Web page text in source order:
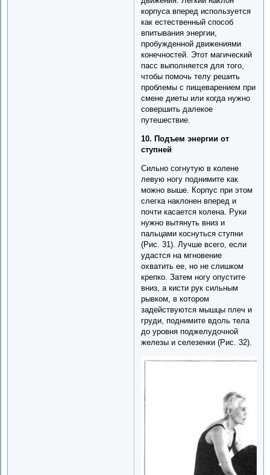
корпуса вперед используется
как естественный способ
впитывания энергии,
пробужденной движениями
конечностей. Этот магический
пасс выполняется для того,
чтобы помочь телу решить
проблемы с пищеварением при
смене диеты или когда нужно
совершить далекое
путешествие.
10. Подъем энергии от
ступней
Сильно согнутую в колене
левую ногу поднимите как
можно выше. Корпус при этом
слегка наклонен вперед и
почти касается колена. Руки
нужно вытянуть вниз и
пальцами коснуться ступни
(Рис. 31). Лучше всего, если
удастся на мгновение
охватить ее, но не слишком
крепко. Затем ногу опустите
вниз, а кисти рук сильным
рывком, в котором
задействуются мышцы плеч и
груди, поднимите вдоль тела
до уровня поджелудочной
железы и селезенки (Рис. 32).